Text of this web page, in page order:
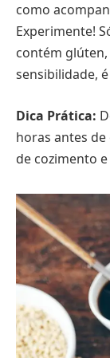
como
Experimente!
contém glúten,
sensibilidade,
Dica Prática:
horas antes
de cozimento